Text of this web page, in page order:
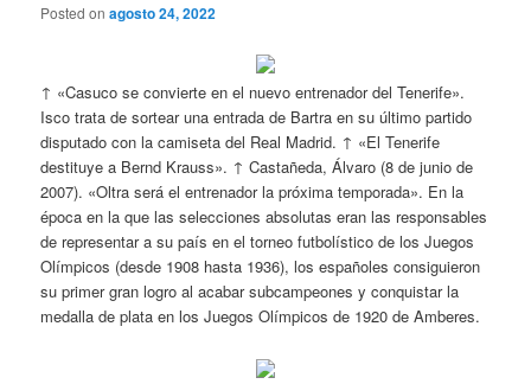
Posted onagosto 24, 2022
↑ «Casuco se convierte en el nuevo entrenador del Tenerife».
Isco trata de sortear una entrada de Bartra en su último partido
disputado con la camiseta del Real Madrid. ↑ «El Tenerife
destituye a Bernd Krauss». ↑ Castañeda, Álvaro (8 de junio de
2007). «Oltra será el entrenador la próxima temporada». En la
época en la que las selecciones absolutas eran las responsables
de representar a su país en el torneo futbolístico de los Juegos
Olímpicos (desde 1908 hasta 1936), los españoles consiguieron
su primer gran logro al acabar subcampeones y conquistar la
medalla de plata en los Juegos Olímpicos de 1920 de Amberes.